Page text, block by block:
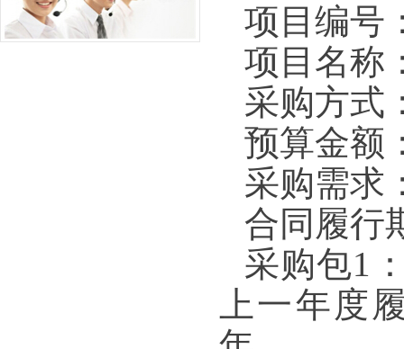
项目编号
项目名称
采购方式
预算金额
采购需求
合同履行
采购包1
上一年度